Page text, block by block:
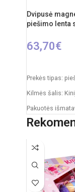
Dvipusė
piešimo lenta
63,70€
Prekės tipas:
Kilmės šalis:
Pakuotės
53,5 x 61,5 cm
58 x 84 cm
nuo 3 metų